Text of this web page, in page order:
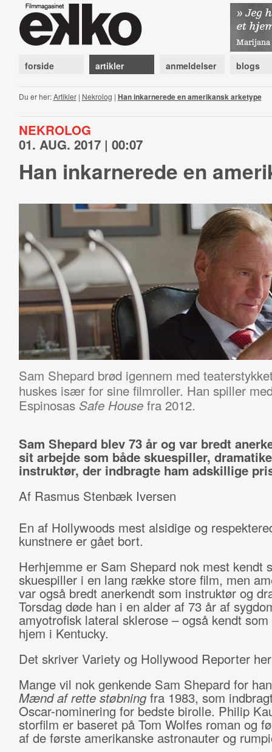
forside artikler anmeldelser blogs
Du er her:Artikler| Nekrolog | Han inkarnerede en amerikansk arketype
NEKROLOG
01. AUG. 2017 | 00:07
Han inkarnerede en
Sam Shepard brød igennem med
huskes især for sine filmroller. Han spiller
Espinosas Safe House fra 2012.
Sam Shepard blev 73 år og var bredt
sit arbejde som både skuespiller,
instruktør, der indbragte ham adskillige
Af Rasmus Stenbæk Iversen
En af Hollywoods mest alsidige og
kunstnere er gået bort.
Herhjemme er Sam Shepard nok mest kendt
skuespiller i en lang række store film, men
var også bredt anerkendt som instruktør og
Torsdag døde han i en alder af 73 år af
amyotrofisk lateral sklerose – også kendt
hjem i Kentucky.
Det skriver Variety og Hollywood Reporter
Mange vil nok genkende Sam Shepard for
Mænd af rette støbningfra 1983, som
Oscar-nominering for bedste birolle. Philip
storfilm er baseret på Tom Wolfes roman og
af de første amerikanske astronauter og